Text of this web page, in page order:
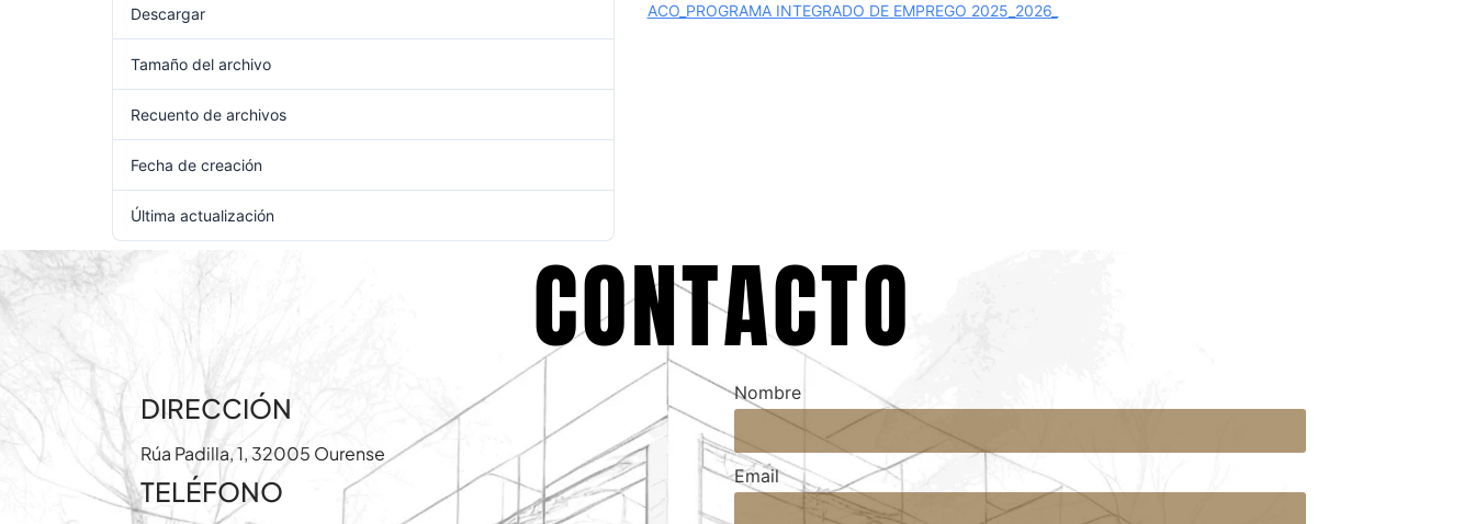
Descargar
Tamaño del archivo
Recuento de archivos
Fecha de creación
Última actualización
ACO_PROGRAMA INTEGRADO DE EMPREGO 2025_2026_
CONTACTO
DIRECCIÓN
Rúa Padilla, 1, 32005 Ourense
TELÉFONO
Nombre
Email